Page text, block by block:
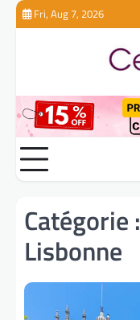
Skip
Fri, Aug 7, 2026
Catégorie :
Lisbonne